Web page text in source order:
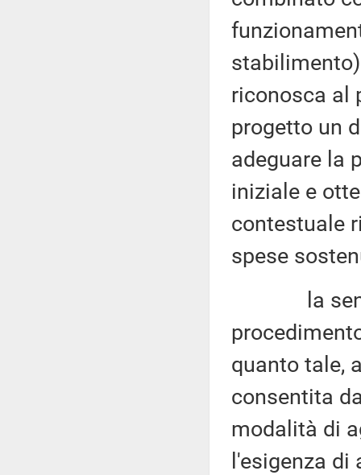
riconosca al
progetto un
adeguare la
iniziale e
contestuale
spese
la
quanto tale,
consentita
modalità di
l'esigenza